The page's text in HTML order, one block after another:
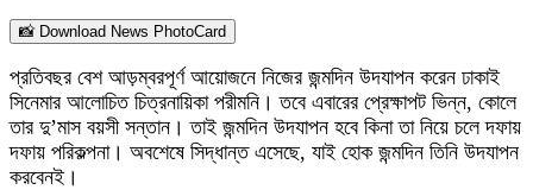
📸 Download News PhotoCard
প্রতিবছর বেশ আড়ম্বরপূর্ণ আয়োজনে নিজের জন্মদিন উদযাপন করেন ঢাকাই
সিনেমার আলোচিত চিত্রনায়িকা পরীমনি। তবে এবারের প্রেক্ষাপট ভিন্ন, কোলে
তার দু’মাস বয়সী সন্তান। তাই জন্মদিন উদযাপন হবে কিনা তা নিয়ে চলে দফায়
দফায় পরিকল্পনা। অবশেষে সিদ্ধান্ত এসেছে, যাই হোক জন্মদিন তিনি উদযাপন
করবেনই।